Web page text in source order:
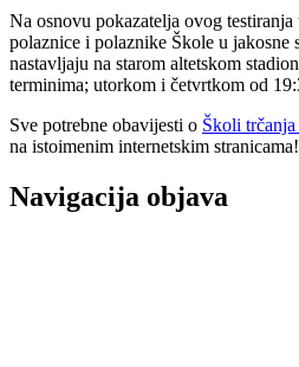
Na osnovu pokazatelja ovog
polaznice i polaznike Škole u jakosne
nastavljaju na starom altetskom
terminima; utorkom i četvrtkom od
Sve potrebne obavijesti o Školi
na istoimenim internetskim stranicama!
Navigacija objava